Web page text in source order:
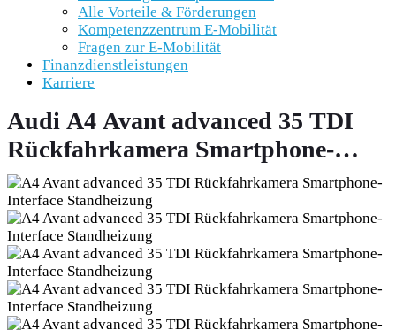
Alle Vorteile & Förderungen
Kompetenzzentrum E-Mobilität
Fragen zur E-Mobilität
Finanzdienstleistungen
Karriere
Audi A4 Avant advanced 35 TDI
Rückfahrkamera Smartphone-
Interface Standheizung